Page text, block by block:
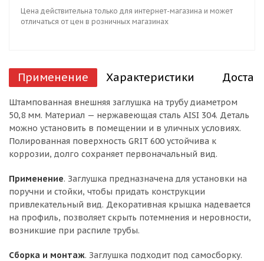
Цена действительна только для интернет-магазина и может
отличаться от цен в розничных магазинах
Применение Характеристики
Штампованная внешняя заглушка на трубу диаметром
50,8 мм. Материал — нержавеющая сталь AISI 304. Деталь
можно установить в помещении и в уличных условиях.
Полированная поверхность GRIT 600 устойчива к
коррозии, долго сохраняет первоначальный вид.
Применение. Заглушка предназначена для установки на
поручни и стойки, чтобы придать конструкции
привлекательный вид. Декоративная крышка надевается
на профиль, позволяет скрыть потемнения и неровности,
возникшие при распиле трубы.
Сборка и монтаж. Заглушка подходит под самосборку.